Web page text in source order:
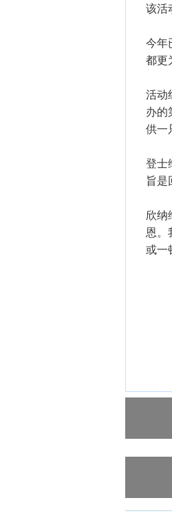
该活
今年
都更
活动
办的
供一
登士
旨是
欣纳
恩。
或一